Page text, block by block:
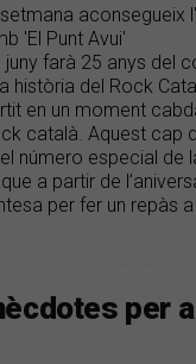
aconsegueix
'El Punt Avui'
juny farà 25 anys del
història del Rock
en un moment
català. Aquest cap
número especial de
a partir de
per fer un repàs
per